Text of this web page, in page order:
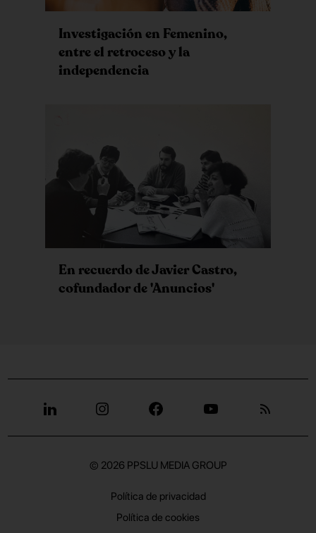
Investigación en Femenino,
entre el retroceso y la
independencia
En recuerdo de Javier Castro,
cofundador de 'Anuncios'
© 2026 PPSLU MEDIA GROUP
Política de privacidad
Política de cookies